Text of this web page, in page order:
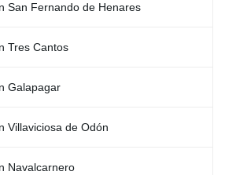
San Fernando de Henares
Tres Cantos
Galapagar
Villaviciosa de Odón
Navalcarnero